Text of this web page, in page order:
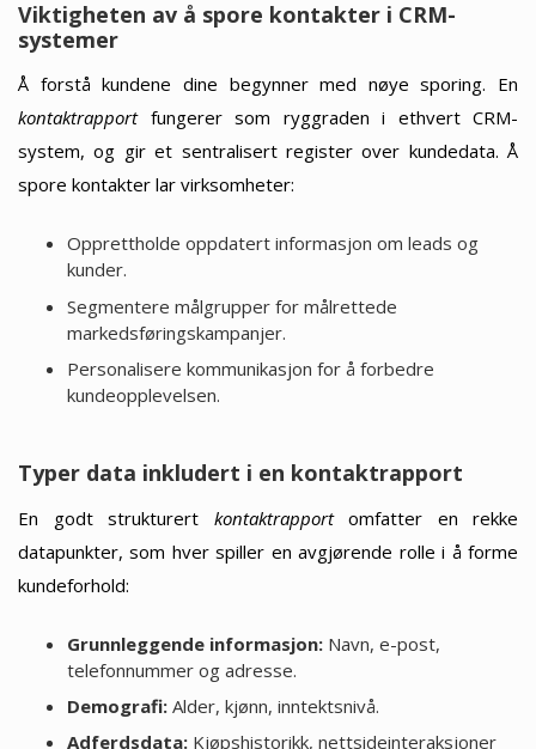
Viktigheten av å spore kontakter i CRM-
systemer
Å forstå kundene dine begynner med nøye sporing. En
kontaktrapportfungerer som ryggraden i ethvert CRM-
system, og gir et sentralisert register over kundedata. Å
spore kontakter lar virksomheter:
Opprettholde oppdatert informasjon om leads og
kunder.
Segmentere målgrupper for målrettede
markedsføringskampanjer.
Personalisere kommunikasjon for å forbedre
kundeopplevelsen.
Typer data inkludert i en kontaktrapport
En godt strukturert kontaktrapportomfatter en rekke
datapunkter, som hver spiller en avgjørende rolle i å forme
kundeforhold:
Grunnleggende informasjon:Navn, e-post,
telefonnummer og adresse.
Demografi:Alder, kjønn, inntektsnivå.
Adferdsdata:Kjøpshistorikk, nettsideinteraksjoner